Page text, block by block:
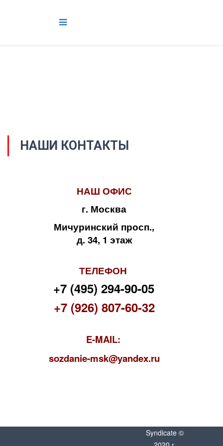
НАШИ КОНТАКТЫ
НАШ ОФИС
г. Москва
Мичуринский просп.,
д. 34, 1 этаж
ТЕЛЕФОН
+7 (495) 294-90-05
+7 (926) 807-60-32
E-MAIL:
sozdanie-msk@yandex.ru
Syndicate ©